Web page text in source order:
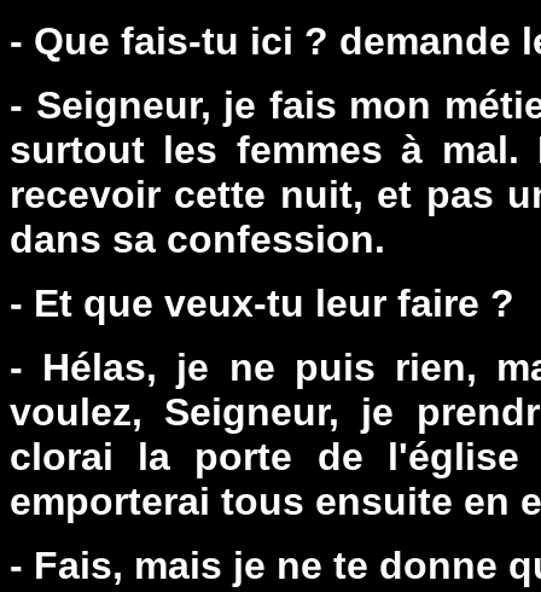
- Que fais-tu ici ? demande
- Seigneur, je fais mon
surtout les femmes à
recevoir cette nuit, et pas
dans sa confession.
- Et que veux-tu leur faire ?
- Hélas, je ne puis rien,
voulez, Seigneur, je
clorai la porte de
emporterai tous ensuite en
- Fais, mais je ne te donne